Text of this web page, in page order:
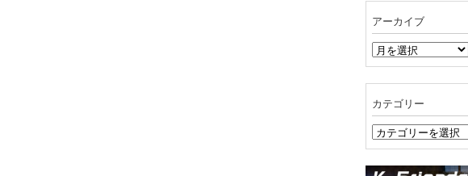
アーカイブ
ア
ー
ブ
カテゴリー
カ
テ